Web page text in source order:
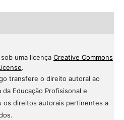
uma licença Creative Commons
.
transfere o direito autoral ao
Educação Profisisonal e
os direitos autorais pertinentes a